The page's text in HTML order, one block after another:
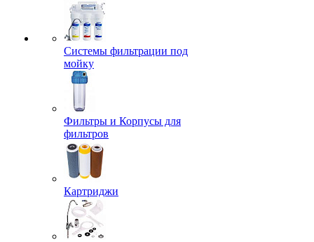
Системы фильтрации под
мойку
Фильтры и Корпусы для
фильтров
Картриджи